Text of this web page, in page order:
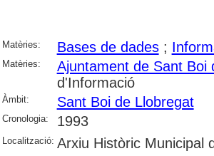
Matèries: Bases de dades;
Matèries:
Ajuntament de Sant Boi
d'Informació
Àmbit: Sant Boi de Llobregat
Cronologia: 1993
Localització: Arxiu Històric Municipal